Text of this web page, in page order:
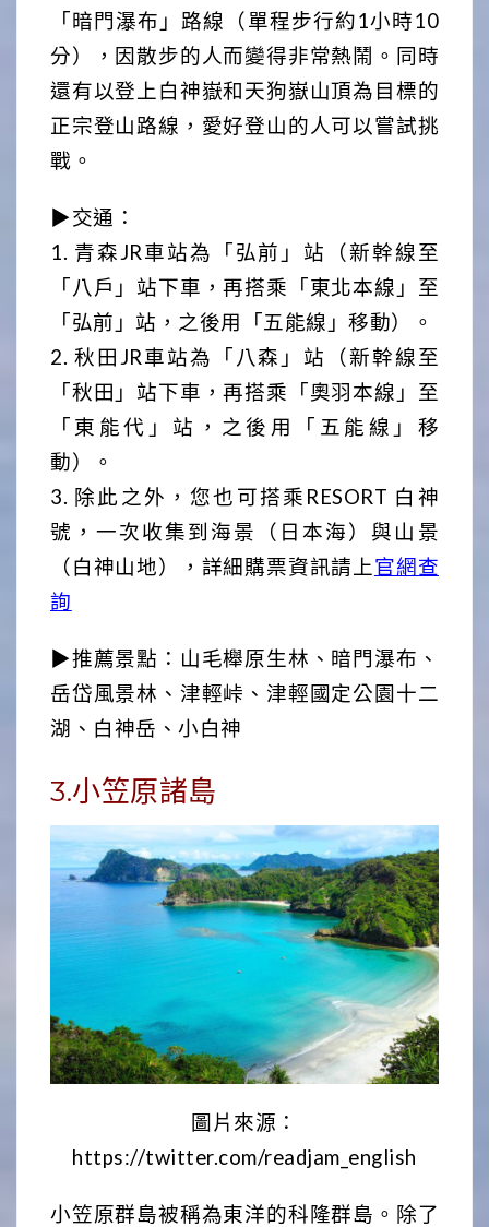
「暗門瀑布」路線（單程步行約1小時10
分），因散步的人而變得非常熱鬧。同時
還有以登上白神嶽和天狗嶽山頂為目標的
正宗登山路線，愛好登山的人可以嘗試挑
戰。
▶交通：
1. 青森JR車站為「弘前」站（新幹線至
「八戶」站下車，再搭乘「東北本線」至
「弘前」站，之後用「五能線」移動）。
2. 秋田JR車站為「八森」站（新幹線至
「秋田」站下車，再搭乘「奧羽本線」至
「東能代」站，之後用「五能線」移
動）。
3. 除此之外，您也可搭乘RESORT 白神
號，一次收集到海景（日本海）與山景
（白神山地），詳細購票資訊請上官網查
詢
▶推薦景點：山毛櫸原生林、暗門瀑布、
岳岱風景林、津輕峠、津輕國定公園十二
湖、白神岳、小白神
3.小笠原諸島
圖片來源：
https://twitter.com/readjam_english
小笠原群島被稱為東洋的科隆群島。除了